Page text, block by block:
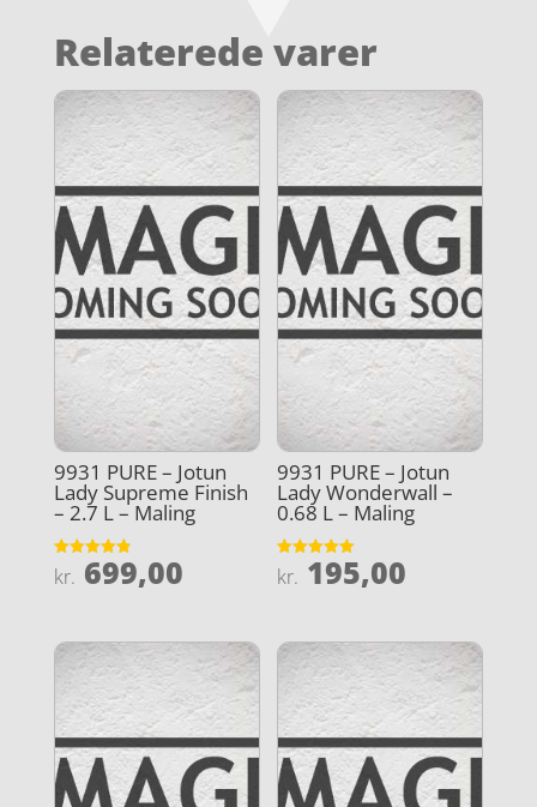
Relaterede varer
9931 PURE – Jotun
Lady Supreme Finish
– 2.7 L – Maling
Vurderet
4.9
kr. 699,00
9931 PURE – Jotun
Lady Wonderwall –
0.68 L – Maling
Vurderet
5
kr. 195,00